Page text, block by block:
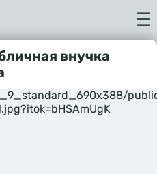
☰
внучка